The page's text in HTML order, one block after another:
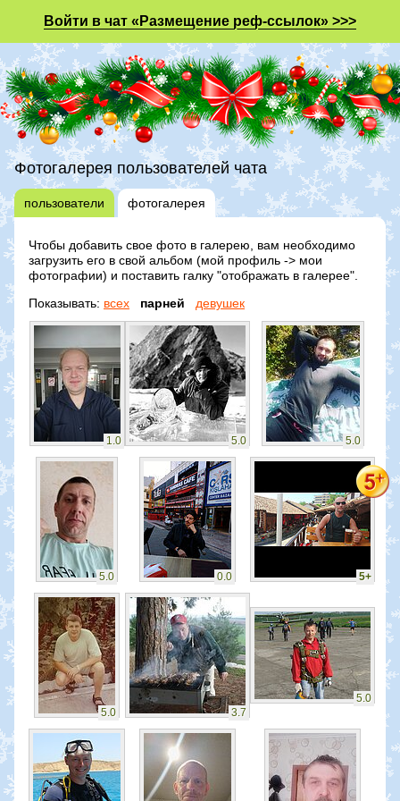
Войти в чат «Размещение реф-ссылок» >>>
Фотогалерея пользователей чата
пользователи фотогалерея
Чтобы добавить свое фото в галерею, вам необходимо
загрузить его в свой альбом (мой профиль -> мои
фотографии) и поставить галку "отображать в галерее".
Показывать: всех парней девушек
1.0 5.0 5.0
5.0 0.0 5+
5.0 3.7
5.0